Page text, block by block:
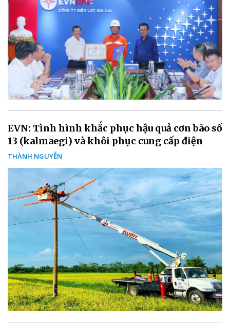
EVN: Tình hình khắc phục hậu quả cơn bão số
13 (kalmaegi) và khôi phục cung cấp điện
THÀNH NGUYỄN